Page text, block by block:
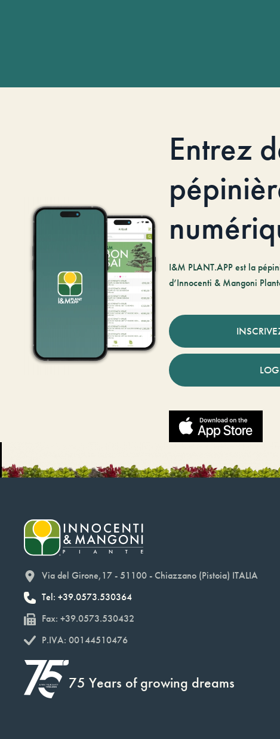
Entrez
I&M PLANT.APP est la
d’Innocenti & Mangoni
Via del Girone,17 - 51100 - Chiazzano (Pistoia) ITALIA
Tel: +39.0573.530364
Fax: +39.0573.530432
P.IVA: 00144510476
75 Years of growing dreams